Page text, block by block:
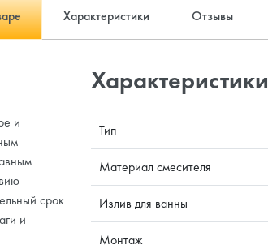
Характеристики Отзывы
и
срок
и
Характеристики
Тип
Материал смесителя
Излив для ванны
Монтаж